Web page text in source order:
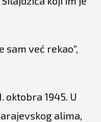
sam već rekao“,
oktobra 1945. U
alima,